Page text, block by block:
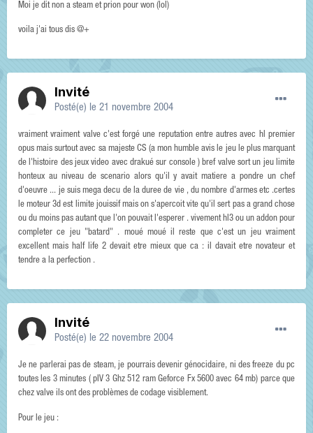
Moi je dit non a steam et prion pour won (lol)
voila j'ai tous dis @+
Invité
Posté(e) le 21 novembre 2004
vraiment vraiment valve c'est forgé une reputation entre autres avec hl premier
opus mais surtout avec sa majeste CS (a mon humble avis le jeu le plus marquant
de l'histoire des jeux video avec drakué sur console ) bref valve sort un jeu limite
honteux au niveau de scenario alors qu'il y avait matiere a pondre un chef
d'oeuvre ... je suis mega decu de la duree de vie , du nombre d'armes etc .certes
le moteur 3d est limite jouissif mais on s'apercoit vite qu'il sert pas a grand chose
ou du moins pas autant que l'on pouvait l'esperer . vivement hl3 ou un addon pour
completer ce jeu "batard" . moué moué il reste que c'est un jeu vraiment
excellent mais half life 2 devait etre mieux que ca : il davait etre novateur et
tendre a la perfection .
Invité
Posté(e) le 22 novembre 2004
Je ne parlerai pas de steam, je pourrais devenir génocidaire, ni des freeze du pc
toutes les 3 minutes ( pIV 3 Ghz 512 ram Geforce Fx 5600 avec 64 mb) parce que
chez valve ils ont des problèmes de codage visiblement.
Pour le jeu :